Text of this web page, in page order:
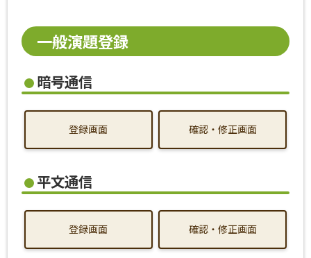
一般演題登録
暗号通信
登録画面 確認・修正画面
平文通信
登録画面 確認・修正画面